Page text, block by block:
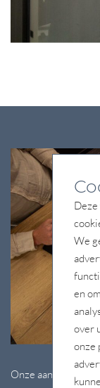
Onze aanpak richt
We
en
over
onze